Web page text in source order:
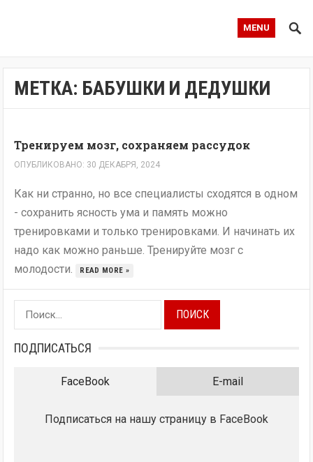
MENU
МЕТКА: БАБУШКИ И ДЕДУШКИ
Тренируем мозг, сохраняем рассудок
ОПУБЛИКОВАНО: 30 ДЕКАБРЯ, 2024
Как ни странно, но все специалисты сходятся в одном
- сохранить ясность ума и память можно
тренировками и только тренировками. И начинать их
надо как можно раньше. Тренируйте мозг с
молодости.
READ MORE »
Найти:
ПОДПИСАТЬСЯ
FaceBook E-mail
Подписаться на нашу страницу в FaceBook